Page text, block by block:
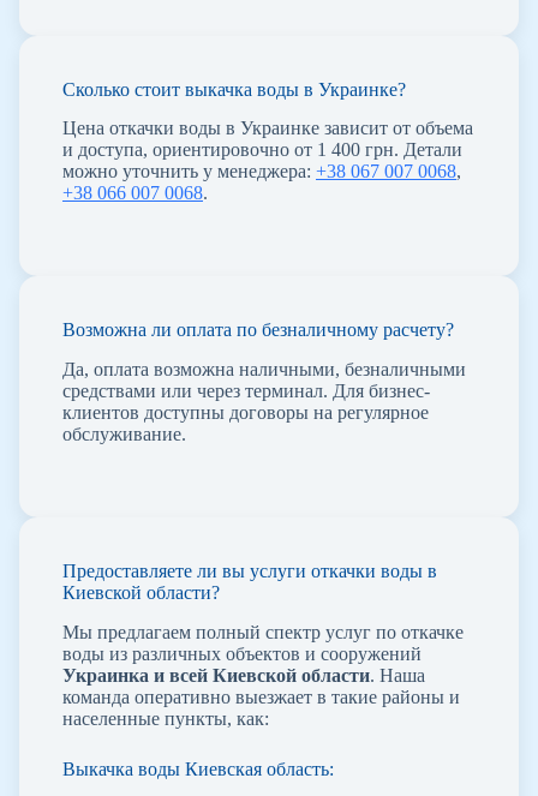
Сколько стоит выкачка воды в Украинке?
Цена откачки воды в Украинке зависит от объема
и доступа, ориентировочно от 1 400 грн. Детали
можно уточнить у менеджера: +38 067 007 0068,
+38 066 007 0068.
Возможна ли оплата по безналичному расчету?
Да, оплата возможна наличными, безналичными
средствами или через терминал. Для бизнес-
клиентов доступны договоры на регулярное
обслуживание.
Предоставляете ли вы услуги откачки воды в
Киевской области?
Мы предлагаем полный спектр услуг по откачке
воды из различных объектов и сооружений
Украинка и всей Киевской области. Наша
команда оперативно выезжает в такие районы и
населенные пункты, как:
Выкачка воды Киевская область: